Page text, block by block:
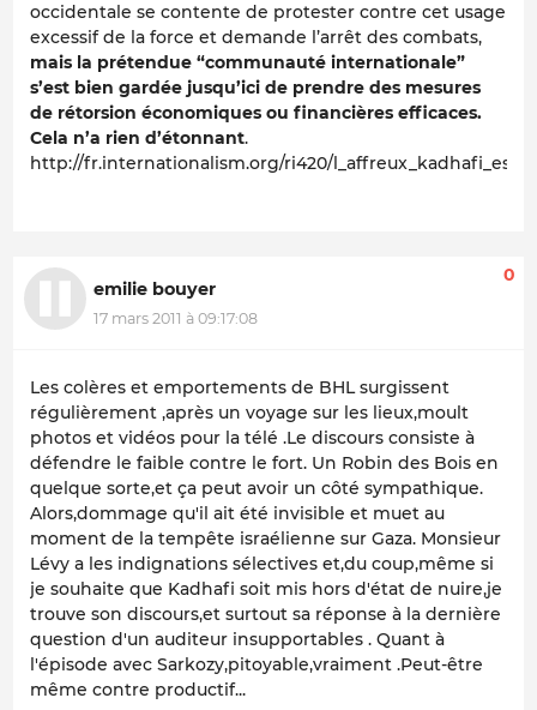
occidentale se contente de protester contre cet usage
excessif de la force et demande l’arrêt des combats,
mais la prétendue “communauté internationale”
s’est bien gardée jusqu’ici de prendre des mesures
de rétorsion économiques ou financières efficaces.
Cela n’a rien d’étonnant.
http://fr.internationalism.org/ri420/
emilie bouyer
17 mars 2011 à 09:17:08
0
Les colères et emportements de BHL surgissent
régulièrement ,après un voyage sur les lieux,moult
photos et vidéos pour la télé .Le discours consiste à
défendre le faible contre le fort. Un Robin des Bois en
quelque sorte,et ça peut avoir un côté sympathique.
Alors,dommage qu'il ait été invisible et muet au
moment de la tempête israélienne sur Gaza. Monsieur
Lévy a les indignations sélectives et,du coup,même si
je souhaite que Kadhafi soit mis hors d'état de nuire,je
trouve son discours,et surtout sa réponse à la dernière
question d'un auditeur insupportables . Quant à
l'épisode avec Sarkozy,pitoyable,vraiment .Peut-être
même contre productif...